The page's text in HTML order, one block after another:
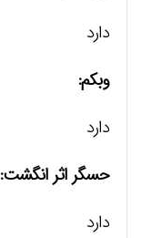
دارد
وبکم:
دارد
حسگر اثر انگشت:
دارد